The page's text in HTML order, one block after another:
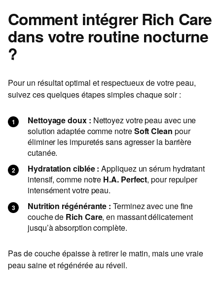
Comment intégrer Rich Care
dans votre routine nocturne
?
Pour un résultat optimal et respectueux de votre peau,
suivez ces quelques étapes simples chaque soir :
Nettoyage doux : Nettoyez votre peau avec une
solution adaptée comme notreSoft Clean pour
éliminer les impuretés sans agresser la barrière
cutanée.
Hydratation ciblée : Appliquez un sérum hydratant
intensif, comme notre H.A. Perfect, pour repulper
intensément votre peau.
Nutrition régénérante : Terminez avec une fine
couche de Rich Care, en massant délicatement
jusqu’à absorption complète.
Pas de couche épaisse à retirer le matin, mais une vraie
peau saine et régénérée au réveil.